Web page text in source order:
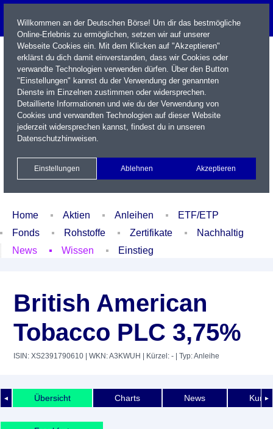
Name / WKN / ISIN / Kürzel
Xetra Realtime
Watchlist Portfolio Login
Home Aktien Anleihen
ETF/ETP
Fonds
Rohstoffe Zertifikate
Nachhaltig
News
Wissen Einstieg
British American
Tobacco PLC 3,75%
ISIN: XS2391790610 | WKN: A3KWUH | Kürzel: - | Typ: Anleihe
◄ ►
Übersicht Charts News
Willkommen an der Deutschen Börse! Um dir das bestmögliche
Online-Erlebnis zu ermöglichen, setzen wir auf unserer
Webseite Cookies ein. Mit dem Klicken auf "Akzeptieren"
erklärst du dich damit einverstanden, dass wir Cookies oder
verwandte Technologien verwenden dürfen. Über den Button
"Einstellungen" kannst du der Verwendung der genannten
Dienste im Einzelnen zustimmen oder widersprechen.
Detaillierte Informationen und wie du der Verwendung von
Cookies und verwandten Technologien auf dieser Website
jederzeit widersprechen kannst, findest du in unseren
Datenschutzhinweisen.
Einstellungen Ablehnen Akzeptieren